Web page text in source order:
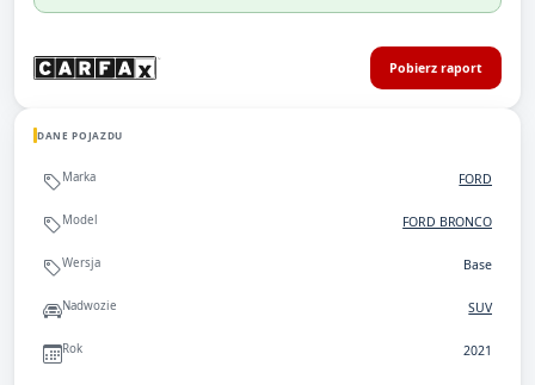
Pobierz raport
DANE POJAZDU
Marka FORD
Model FORD BRONCO
Wersja Base
Nadwozie SUV
Rok 2021